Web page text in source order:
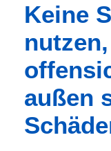
Keine
außen